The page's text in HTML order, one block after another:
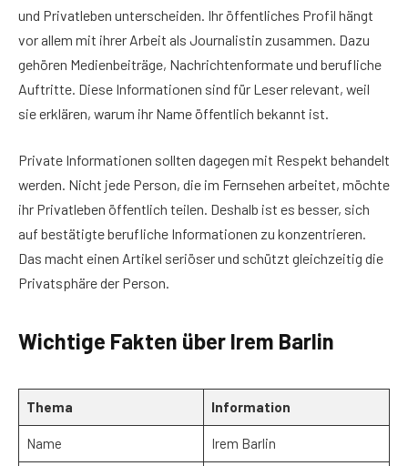
und Privatleben unterscheiden. Ihr öffentliches Profil hängt
vor allem mit ihrer Arbeit als Journalistin zusammen. Dazu
gehören Medienbeiträge, Nachrichtenformate und berufliche
Auftritte. Diese Informationen sind für Leser relevant, weil
sie erklären, warum ihr Name öffentlich bekannt ist.
Private Informationen sollten dagegen mit Respekt behandelt
werden. Nicht jede Person, die im Fernsehen arbeitet, möchte
ihr Privatleben öffentlich teilen. Deshalb ist es besser, sich
auf bestätigte berufliche Informationen zu konzentrieren.
Das macht einen Artikel seriöser und schützt gleichzeitig die
Privatsphäre der Person.
Wichtige Fakten über Irem Barlin
Thema Information
Name Irem Barlin